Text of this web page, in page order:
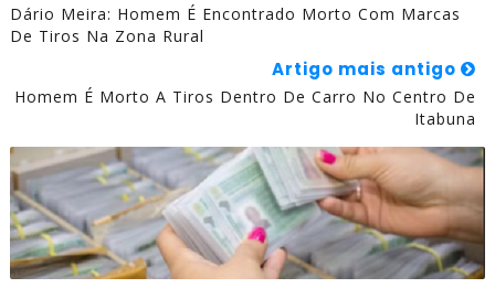
Dário Meira: Homem É Encontrado Morto Com Marcas
De Tiros Na Zona Rural
Artigo mais antigo
Homem É Morto A Tiros Dentro De Carro No Centro De
Itabuna